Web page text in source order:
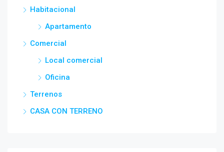
Habitacional
Apartamento
Comercial
Local comercial
Oficina
Terrenos
CASA CON TERRENO